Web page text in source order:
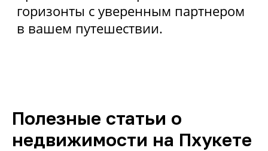
Полезные статьи о
недвижимости на Пхукете